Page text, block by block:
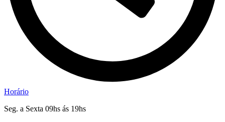
Horário
Seg. a Sexta 09hs ás 19hs